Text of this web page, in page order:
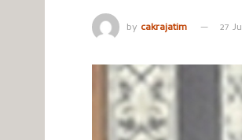
by cakrajatim 27